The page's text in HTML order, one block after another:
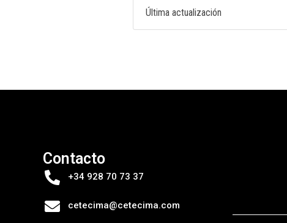
Última actualización
Contacto
+34 928 70 73 37
cetecima@cetecima.com